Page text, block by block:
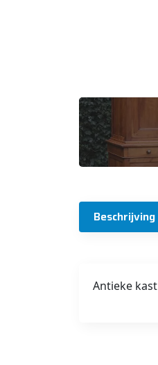
Beschrijving
Antieke kast